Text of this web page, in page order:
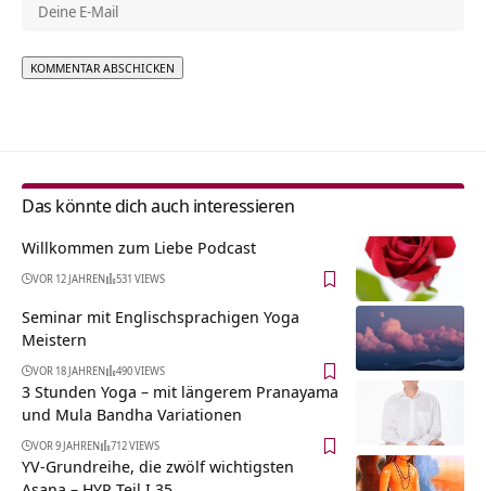
Das könnte dich auch interessieren
Willkommen zum Liebe Podcast
VOR 12 JAHREN 531 VIEWS
Seminar mit Englischsprachigen Yoga
Meistern
VOR 18 JAHREN 490 VIEWS
3 Stunden Yoga – mit längerem Pranayama
und Mula Bandha Variationen
VOR 9 JAHREN 712 VIEWS
YV-Grundreihe, die zwölf wichtigsten